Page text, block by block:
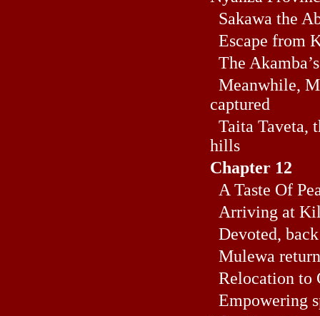
Sakawa the
Escape from
The
Meanwhile,
captured
Taita Taveta,
hills
Chapter 12
A Taste Of
Arriving at
Devoted,
Mulewa
Relocation to
Empowering